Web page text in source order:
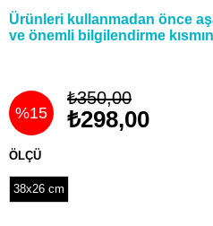
Ürünleri kullanmadan önce
ve önemli bilgilendirme
%15
İndirim
₺350,00
₺298,00
ÖLÇÜ
38x26 cm